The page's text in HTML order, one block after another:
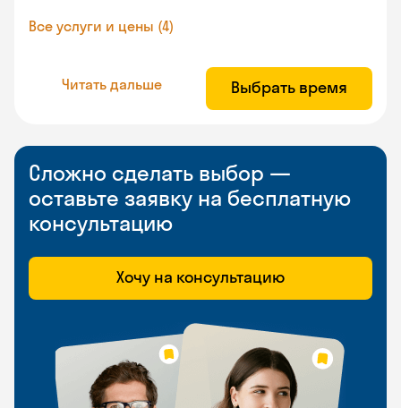
Все услуги и цены (4)
Читать дальше Выбрать время
Сложно сделать выбор —
оставьте заявку на бесплатную
консультацию
Хочу на консультацию